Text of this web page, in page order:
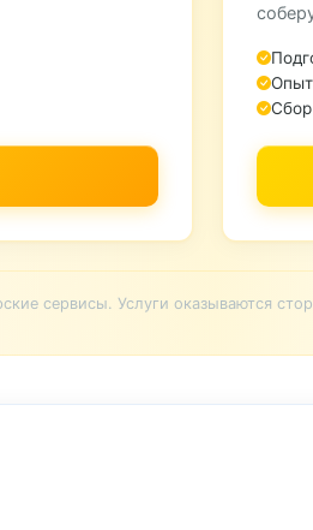
Сбор
сервисы. Услуги оказываются